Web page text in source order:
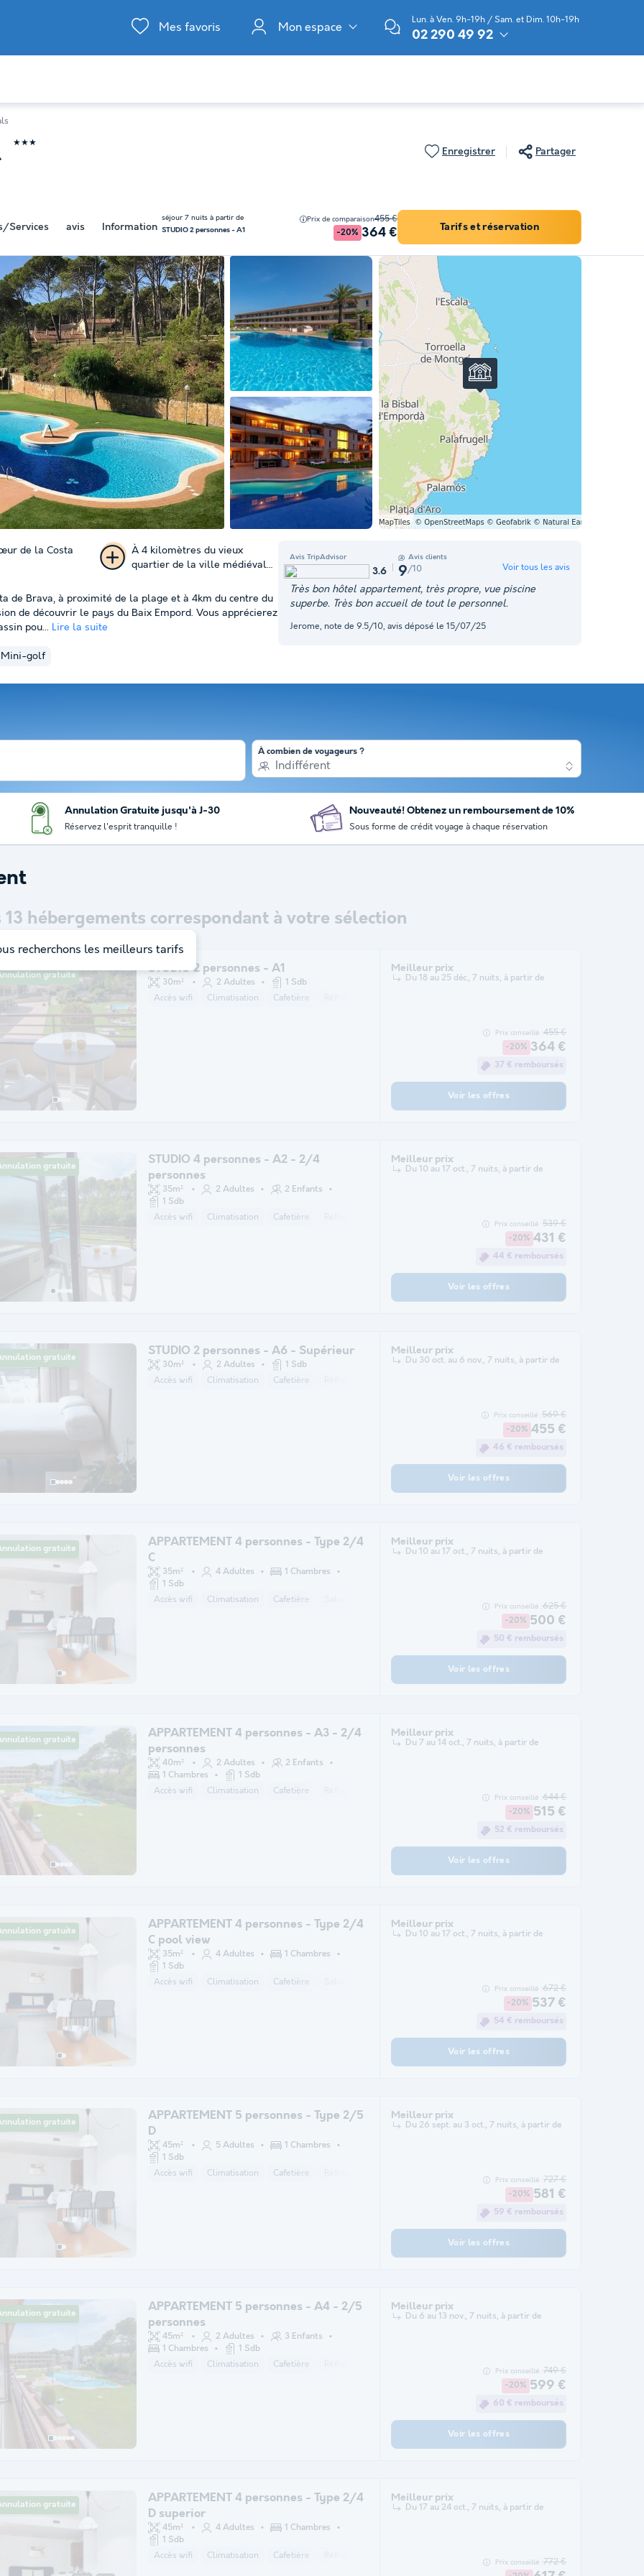
Mes favoris Mon espace
Lun. à Ven. 9h-19h / Sam. et Dim. 10h-19h
02 290 49 92
Services avis Information
séjour 7 nuits à partir de
STUDIO 2 personnes - A1
Prix de comparaison455 €
-20% 364 € Tarifs et réservation
★★★
Enregistrer Partager
photos
Avis TripAdvisor
3.6
Avis clients
9/10 Voir tous les avis
Très bon hôtel appartement, très propre, vue piscine
superbe. Très bon accueil de tout le personnel.
Jerome, note de 9.5/10, avis déposé le 15/07/25
de la Costa
À 4 kilomètres du vieux
quartier de la ville médiévale
de Brava, à proximité de la plage et à 4km du centre du
de découvrir le pays du Baix Empord. Vous apprécierez
pou... Lire la suite
Mini-golf
À combien de voyageurs ?
Indifférent
Annulation Gratuite jusqu'à J-30
Réservez l'esprit tranquille !
Nouveauté! Obtenez un remboursement de 10%
Sous forme de crédit voyage à chaque réservation
13 hébergements correspondant à votre sélection
gratuite STUDIO 2 personnes - A1
30m² 2 Adultes 1 Sdb
Accès wifi Climatisation Cafetière
Meilleur prix
Du 18 au 25 déc., 7 nuits, à partir de
Prix conseillé :455 €
-20% 364 €
37 € remboursés
Voir les offres
gratuite
STUDIO 4 personnes - A2 - 2/4
personnes
35m² 2 Adultes
2 Enfants
1 Sdb
Accès wifi Climatisation Cafetière
Meilleur prix
Du 10 au 17 oct., 7 nuits, à partir de
Prix conseillé :539 €
-20% 431 €
44 € remboursés
Voir les offres
gratuite STUDIO 2 personnes - A6 - Supérieur
30m² 2 Adultes 1 Sdb
Accès wifi Climatisation Cafetière
Meilleur prix
Du 30 oct. au 6 nov., 7 nuits, à partir de
Prix conseillé :569 €
-20% 455 €
46 € remboursés
Voir les offres
gratuite
APPARTEMENT 4 personnes - Type 2/4
C
35m² 4 Adultes
1 Chambres
1 Sdb
Accès wifi Climatisation Cafetière
Meilleur prix
Du 10 au 17 oct., 7 nuits, à partir de
Prix conseillé :625 €
-20% 500 €
50 € remboursés
Voir les offres
gratuite
APPARTEMENT 4 personnes - A3 - 2/4
personnes
40m² 2 Adultes
2 Enfants
1 Chambres
1 Sdb
Accès wifi Climatisation Cafetière
Meilleur prix
Du 7 au 14 oct., 7 nuits, à partir de
Prix conseillé :644 €
-20% 515 €
52 € remboursés
Voir les offres
gratuite
APPARTEMENT 4 personnes - Type 2/4
C pool view
35m² 4 Adultes
1 Chambres
1 Sdb
Accès wifi Climatisation Cafetière
Meilleur prix
Du 10 au 17 oct., 7 nuits, à partir de
Prix conseillé :672 €
-20% 537 €
54 € remboursés
Voir les offres
gratuite
APPARTEMENT 5 personnes - Type 2/5
D
45m² 5 Adultes
1 Chambres
1 Sdb
Accès wifi Climatisation Cafetière
Meilleur prix
Du 26 sept. au 3 oct., 7 nuits, à partir de
Prix conseillé :727 €
-20% 581 €
59 € remboursés
Voir les offres
gratuite
APPARTEMENT 5 personnes - A4 - 2/5
personnes
45m² 2 Adultes
3 Enfants
1 Chambres
1 Sdb
Accès wifi Climatisation Cafetière
Meilleur prix
Du 6 au 13 nov., 7 nuits, à partir de
Prix conseillé :749 €
-20% 599 €
60 € remboursés
Voir les offres
gratuite
APPARTEMENT 4 personnes - Type 2/4
D superior
45m² 4 Adultes
1 Chambres
1 Sdb
Accès wifi Climatisation Cafetière
Meilleur prix
Du 17 au 24 oct., 7 nuits, à partir de
Prix conseillé :772 €
recherchons les meilleurs tarifs